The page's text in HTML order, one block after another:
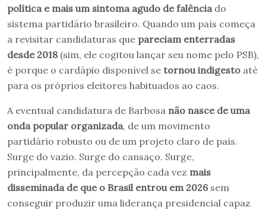
política e mais um sintoma agudo de falênciado
sistema partidário brasileiro. Quando um país começa
a revisitar candidaturas que pareciam enterradas
desde 2018(sim, ele cogitou lançar seu nome pelo PSB),
é porque o cardápio disponível se tornou indigesto até
para os próprios eleitores habituados ao caos.
A eventual candidatura de Barbosa não nasce de uma
onda popular organizada, de um movimento
partidário robusto ou de um projeto claro de país.
Surge do vazio. Surge do cansaço. Surge,
principalmente, da percepção cada vez mais
disseminada de que o Brasil entrou em 2026sem
conseguir produzir uma liderança presidencial capaz